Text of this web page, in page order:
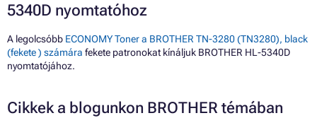
5340D nyomtatóhoz
A legolcsóbb ECONOMY Toner a BROTHER TN-3280 (TN3280), black
(fekete ) számára fekete patronokat kínáljuk BROTHER HL-5340D
nyomtatójához.
Cikkek a blogunkon BROTHER témában